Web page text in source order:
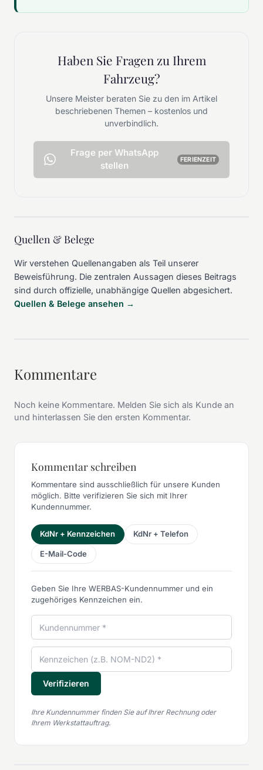
Haben Sie Fragen zu Ihrem
Fahrzeug?
Unsere Meister beraten Sie zu den im Artikel
beschriebenen Themen – kostenlos und
unverbindlich.
Frage per WhatsApp
stellen
FERIENZEIT
Quellen & Belege
Wir verstehen Quellenangaben als Teil unserer
Beweisführung. Die zentralen Aussagen dieses Beitrags
sind durch offizielle, unabhängige Quellen abgesichert.
Quellen & Belege ansehen →
Kommentare
Noch keine Kommentare. Melden Sie sich als Kunde an
und hinterlassen Sie den ersten Kommentar.
Kommentar schreiben
Kommentare sind ausschließlich für unsere Kunden
möglich. Bitte verifizieren Sie sich mit Ihrer
Kundennummer.
KdNr + Kennzeichen KdNr + Telefon
E-Mail-Code
Geben Sie Ihre WERBAS-Kundennummer und ein
zugehöriges Kennzeichen ein.
Verifizieren
Ihre Kundennummer finden Sie auf Ihrer Rechnung oder
Ihrem Werkstattauftrag.